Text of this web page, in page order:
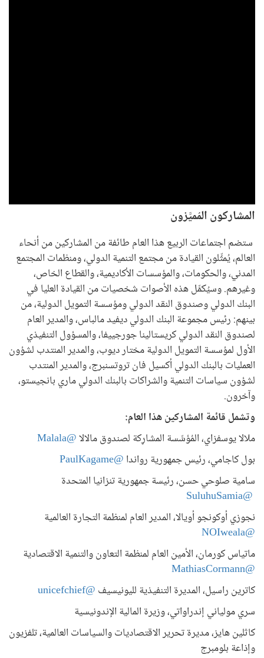
المشاركون المُميَّزون
ستضم اجتماعات الربيع هذا العام طائفة من المشاركين من أنحاء
العالم، يُمثِّلون القيادة من مجتمع التنمية الدولي، ومنظمات المجتمع
المدني، والحكومات، والمؤسسات الأكاديمية، والقطاع الخاص،
وغيرهم. وسيُكمِّل هذه الأصوات شخصيات من القيادة العليا في
البنك الدولي وصندوق النقد الدولي ومؤسسة التمويل الدولية، من
بينهم: رئيس مجموعة البنك الدولي ديفيد مالباس، والمدير العام
لصندوق النقد الدولي كريستالينا جورجييفا، والمسؤول التنفيذي
الأول لمؤسسة التمويل الدولية مختار ديوب، والمدير المنتدب لشؤون
العمليات بالبنك الدولي أكسيل فان تروتسنبرج، والمدير المنتدب
لشؤون سياسات التنمية والشراكات بالبنك الدولي ماري بانجيستو،
وآخرون.
وتشمل قائمة المشاركين هذا العام:
ملالا يوسفزاي، المُؤسِّسة المشارِكة لصندوق مالالا@Malala
بول كاجامي، رئيس جمهورية رواندا @PaulKagame
سامية صلوحي حسن، رئيسة جمهورية تنزانيا المتحدة
@SuluhuSamia
نجوزي أوكونجو أويالا، المدير العام لمنظمة التجارة العالمية
@NOIweala
ماتياس كورمان، الأمين العام لمنظمة التعاون والتنمية الاقتصادية
@MathiasCormann
كاترين راسيل، المديرة التنفيذية لليونيسيف @unicefchief
سري مولياني إندراواتي، وزيرة المالية الإندونيسية
كاثلين هايز، مديرة تحرير الاقتصاديات والسياسات العالمية، تلفزيون
وإذاعة بلومبرج